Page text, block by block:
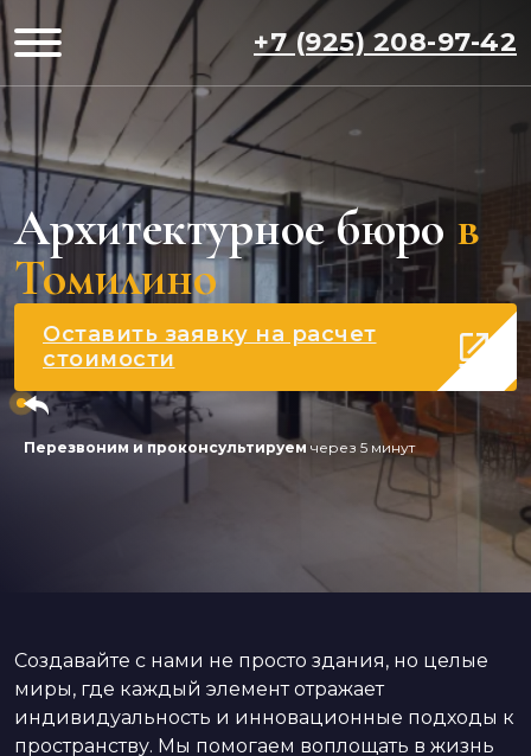
+7 (925) 208-97-42
Архитектурное бюро в
Томилино
Оставить заявку на расчет
стоимости
Перезвоним и проконсультируем через 5 минут
Создавайте с нами не просто здания, но целые
миры, где каждый элемент отражает
индивидуальность и инновационные подходы к
пространству. Мы помогаем воплощать в жизнь